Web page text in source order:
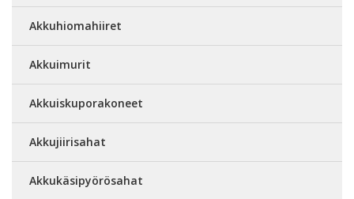
Akkuhiomahiiret
Akkuimurit
Akkuiskuporakoneet
Akkujiirisahat
Akkukäsipyörösahat